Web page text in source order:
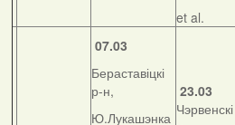
et al.
07.03
Бераставіцкі
р-н,
Ю.Лукашэнка
23.03